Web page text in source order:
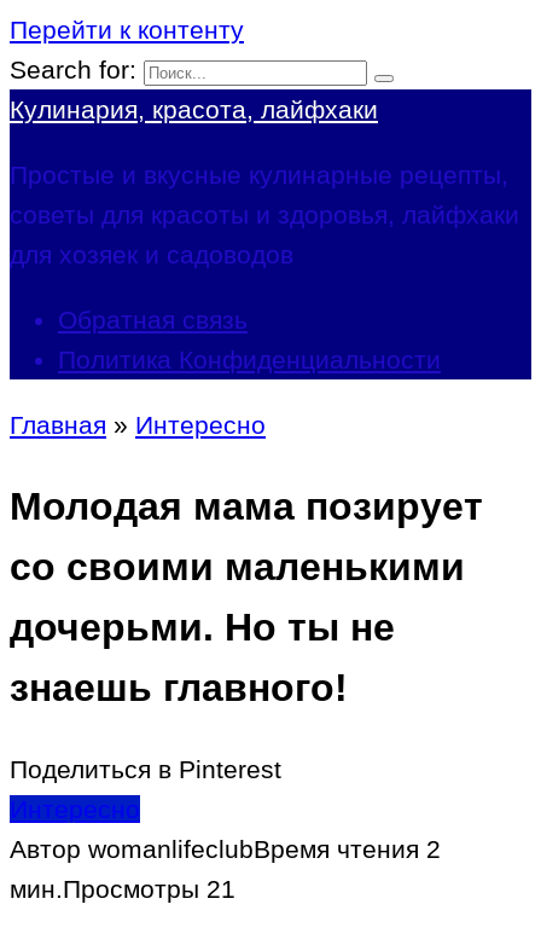
Перейти к контенту
Search for:
Кулинария, красота, лайфхаки
Простые и вкусные кулинарные рецепты,
советы для красоты и здоровья, лайфхаки
для хозяек и садоводов
Обратная связь
Политика Конфиденциальности
Главная » Интересно
Молодая мама позирует
со своими маленькими
дочерьми. Но ты не
знаешь главного!
Поделиться в Pinterest
Интересно
Автор womanlifeclubВремя чтения 2
мин.Просмотры 21